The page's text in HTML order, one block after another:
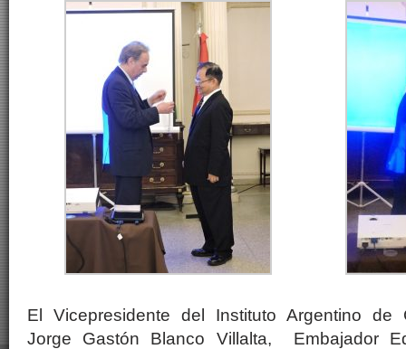
El Vicepresidente del Instituto Argentino de
Jorge Gastón Blanco Villalta, Embajador